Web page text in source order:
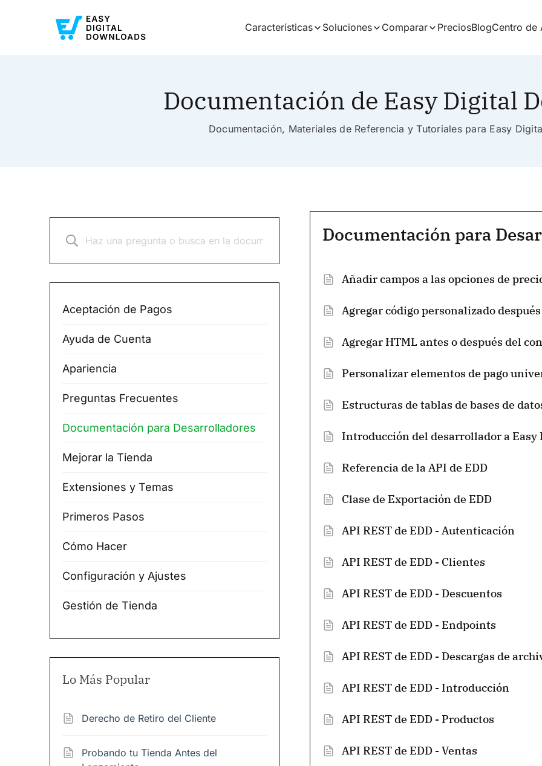
Características Soluciones Comparar PreciosBlogCentro de
Documentación de Easy Digital
Documentación, Materiales de Referencia y Tutoriales para Easy
Aceptación de Pagos
Ayuda de Cuenta
Apariencia
Preguntas Frecuentes
Documentación para Desarrolladores
Mejorar la Tienda
Extensiones y Temas
Primeros Pasos
Cómo Hacer
Configuración y Ajustes
Gestión de Tienda
Lo Más Popular
Derecho de Retiro del Cliente
Probando tu Tienda Antes del
Documentación para
Añadir campos a las opciones de
Agregar código personalizado
Agregar HTML antes o después del
Personalizar elementos de pago
Estructuras de tablas de bases de
Introducción del desarrollador a Easy
Referencia de la API de EDD
Clase de Exportación de EDD
API REST de EDD - Autenticación
API REST de EDD - Clientes
API REST de EDD - Descuentos
API REST de EDD - Endpoints
API REST de EDD - Descargas de
API REST de EDD - Introducción
API REST de EDD - Productos
API REST de EDD - Ventas